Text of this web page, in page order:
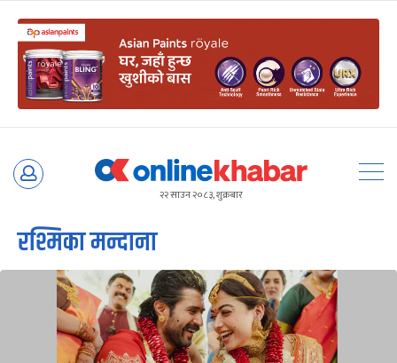
Skip
२२ साउन २०८३, शुक्रबार
रश्मिका मन्दाना